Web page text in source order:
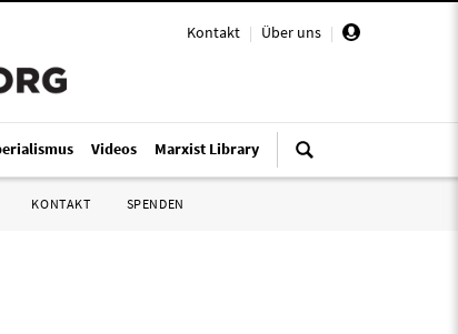
Kontakt | Über uns |
Videos Marxist Library
KONTAKT SPENDEN